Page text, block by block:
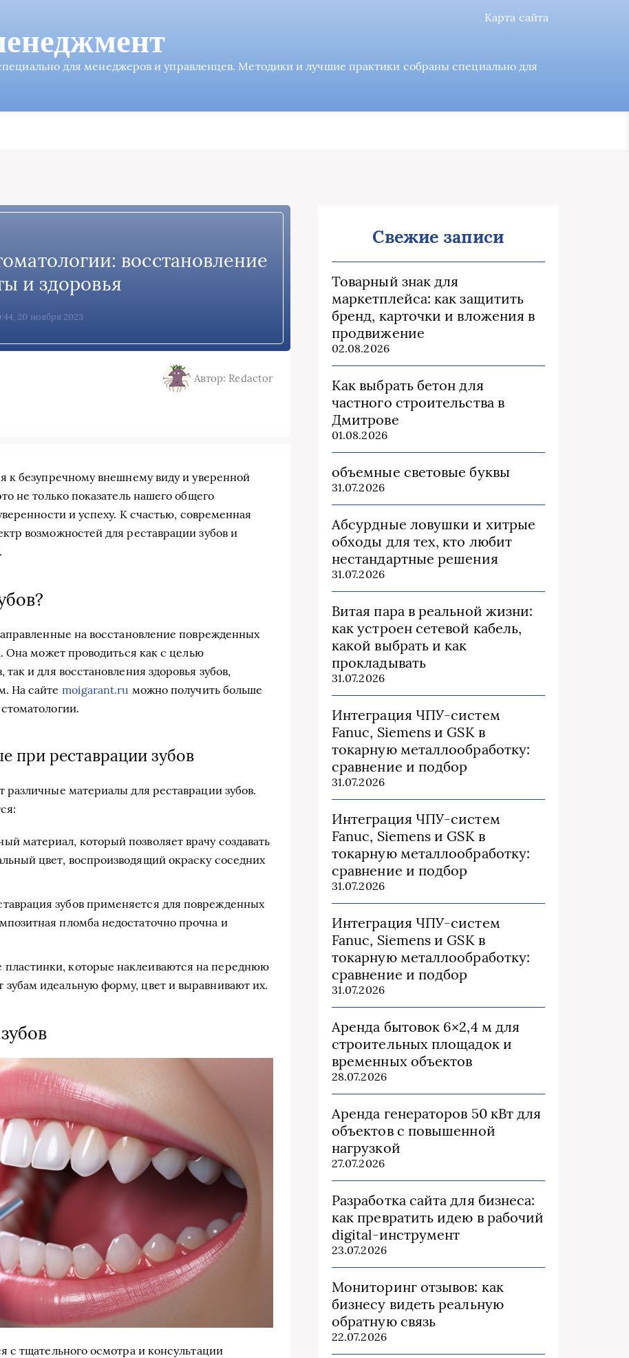
Карта сайта
для менеджеров и управленцев. Методики и лучшие практики собраны специально для
восстановление
и здоровья
20 ноября 2023
Автор: Redactor
к безупречному внешнему виду и уверенной
не только показатель нашего общего
и успеху. К счастью, современная
возможностей для реставрации зубов и
на восстановление поврежденных
Она может проводиться как с целью
и для восстановления здоровья зубов,
На сайте moigarant.ru можно получить больше
при реставрации зубов
различные материалы для реставрации зубов.
материал, который позволяет врачу создавать
цвет, воспроизводящий окраску соседних
зубов применяется для поврежденных
пломба недостаточно прочна и
которые наклеиваются на переднюю
идеальную форму, цвет и выравнивают их.
с тщательного осмотра и консультации
Свежие записи
Товарный знак для
маркетплейса: как защитить
бренд, карточки и вложения в
продвижение
02.08.2026
Как выбрать бетон для
частного строительства в
Дмитрове
01.08.2026
объемные световые буквы
31.07.2026
Абсурдные ловушки и хитрые
обходы для тех, кто любит
нестандартные решения
31.07.2026
Витая пара в реальной жизни:
как устроен сетевой кабель,
какой выбрать и как
прокладывать
31.07.2026
Интеграция ЧПУ-систем
Fanuc, Siemens и GSK в
токарную металлообработку:
сравнение и подбор
31.07.2026
Интеграция ЧПУ-систем
Fanuc, Siemens и GSK в
токарную металлообработку:
сравнение и подбор
31.07.2026
Интеграция ЧПУ-систем
Fanuc, Siemens и GSK в
токарную металлообработку:
сравнение и подбор
31.07.2026
Аренда бытовок 6×2,4 м для
строительных площадок и
временных объектов
28.07.2026
Аренда генераторов 50 кВт для
объектов с повышенной
нагрузкой
27.07.2026
Разработка сайта для бизнеса:
как превратить идею в рабочий
digital-инструмент
23.07.2026
Мониторинг отзывов: как
бизнесу видеть реальную
обратную связь
22.07.2026